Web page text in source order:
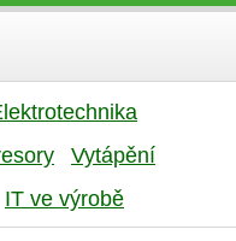
Vytápění
IT ve výrobě